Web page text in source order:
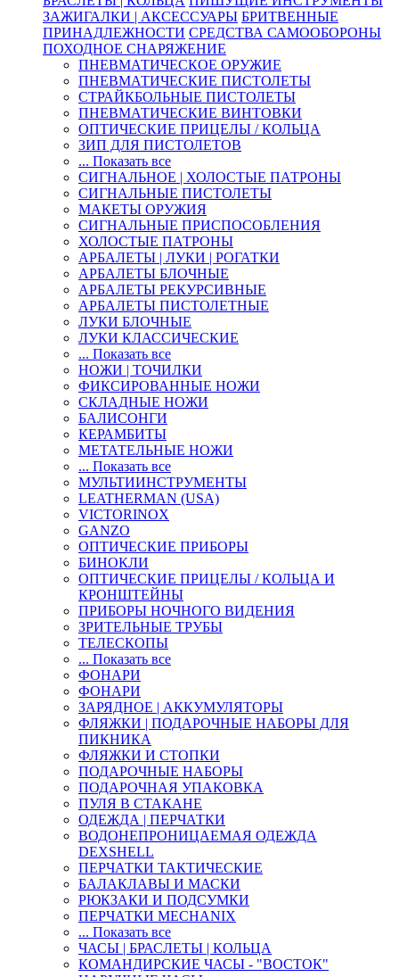
ЗАЖИГАЛКИ | АКСЕССУАРЫ БРИТВЕННЫЕ
ПРИНАДЛЕЖНОСТИ СРЕДСТВА САМООБОРОНЫ
ПОХОДНОЕ СНАРЯЖЕНИЕ
ПНЕВМАТИЧЕСКОЕ ОРУЖИЕ
ПНЕВМАТИЧЕСКИЕ ПИСТОЛЕТЫ
СТРАЙКБОЛЬНЫЕ ПИСТОЛЕТЫ
ПНЕВМАТИЧЕСКИЕ ВИНТОВКИ
ОПТИЧЕСКИЕ ПРИЦЕЛЫ / КОЛЬЦА
ЗИП ДЛЯ ПИСТОЛЕТОВ
... Показать все
СИГНАЛЬНОЕ | ХОЛОСТЫЕ ПАТРОНЫ
СИГНАЛЬНЫЕ ПИСТОЛЕТЫ
МАКЕТЫ ОРУЖИЯ
СИГНАЛЬНЫЕ ПРИСПОСОБЛЕНИЯ
ХОЛОСТЫЕ ПАТРОНЫ
АРБАЛЕТЫ | ЛУКИ | РОГАТКИ
АРБАЛЕТЫ БЛОЧНЫЕ
АРБАЛЕТЫ РЕКУРСИВНЫЕ
АРБАЛЕТЫ ПИСТОЛЕТНЫЕ
ЛУКИ БЛОЧНЫЕ
ЛУКИ КЛАССИЧЕСКИЕ
... Показать все
НОЖИ | ТОЧИЛКИ
ФИКСИРОВАННЫЕ НОЖИ
СКЛАДНЫЕ НОЖИ
БАЛИСОНГИ
КЕРАМБИТЫ
МЕТАТЕЛЬНЫЕ НОЖИ
... Показать все
МУЛЬТИИНСТРУМЕНТЫ
LEATHERMAN (USA)
VICTORINOX
GANZO
ОПТИЧЕСКИЕ ПРИБОРЫ
БИНОКЛИ
ОПТИЧЕСКИЕ ПРИЦЕЛЫ / КОЛЬЦА И
КРОНШТЕЙНЫ
ПРИБОРЫ НОЧНОГО ВИДЕНИЯ
ЗРИТЕЛЬНЫЕ ТРУБЫ
ТЕЛЕСКОПЫ
... Показать все
ФОНАРИ
ФОНАРИ
ЗАРЯДНОЕ | АККУМУЛЯТОРЫ
ФЛЯЖКИ | ПОДАРОЧНЫЕ НАБОРЫ ДЛЯ
ПИКНИКА
ФЛЯЖКИ И СТОПКИ
ПОДАРОЧНЫЕ НАБОРЫ
ПОДАРОЧНАЯ УПАКОВКА
ПУЛЯ В СТАКАНЕ
ОДЕЖДА | ПЕРЧАТКИ
ВОДОНЕПРОНИЦАЕМАЯ ОДЕЖДА
DEXSHELL
ПЕРЧАТКИ ТАКТИЧЕСКИЕ
БАЛАКЛАВЫ И МАСКИ
РЮКЗАКИ И ПОДСУМКИ
ПЕРЧАТКИ MECHANIX
... Показать все
ЧАСЫ | БРАСЛЕТЫ | КОЛЬЦА
КОМАНДИРСКИЕ ЧАСЫ - "ВОСТОК"